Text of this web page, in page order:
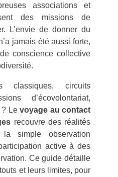
associations et
des missions de
L’envie de donner du
jamais été aussi forte,
conscience collective
classiques, circuits
d’écovolontariat,
? Levoyage au contact
recouvre des réalités
simple observation
active à des
Ce guide détaille
et leurs limites, pour